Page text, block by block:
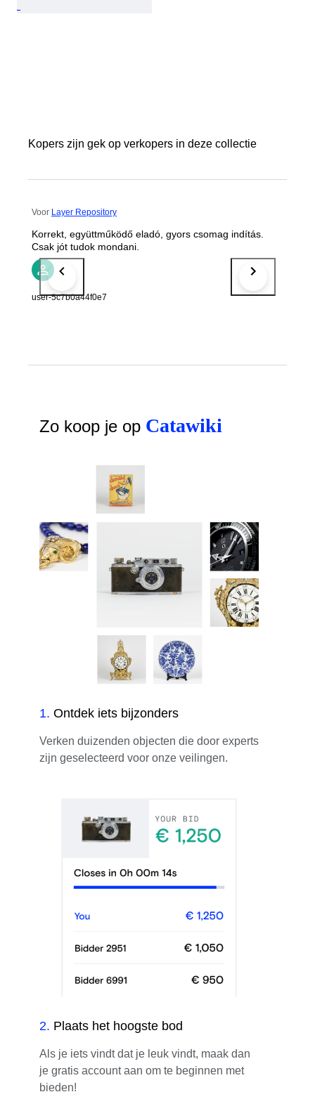
Kopers zijn gek op verkopers in deze collectie
Voor Layer Repository
Korrekt, együttműködő eladó, gyors csomag indítás.
Csak jót tudok mondani.
user-5c7b0a44f0e7
Zo koop je op Catawiki
1. Ontdek iets bijzonders
Verken duizenden objecten die door experts
zijn geselecteerd voor onze veilingen.
2. Plaats het hoogste bod
Als je iets vindt dat je leuk vindt, maak dan
je gratis account aan om te beginnen met
bieden!